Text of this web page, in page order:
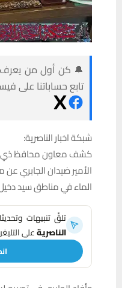
🔔 كن أول من يعرف
تابع حساباتنا على
شبكة اخبار الناصرية:
كشف معاون محافظ ذي
الأمير ضيدان الجابري
الماء في مناطق سيد
تلقَّ تنبيهات
الناصريةعلى